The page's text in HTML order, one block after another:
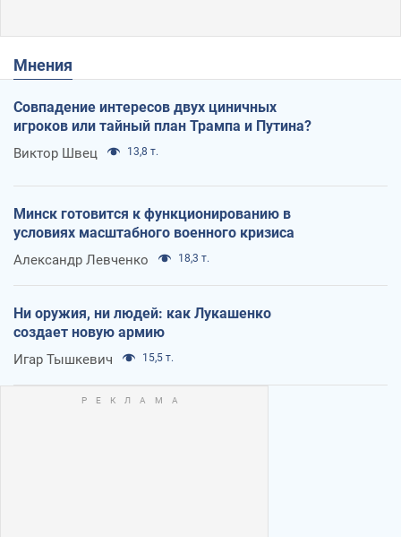
Мнения
Совпадение интересов двух циничных
игроков или тайный план Трампа и Путина?
Виктор Швец 13,8 т.
Минск готовится к функционированию в
условиях масштабного военного кризиса
Александр Левченко 18,3 т.
Ни оружия, ни людей: как Лукашенко
создает новую армию
Игар Тышкевич 15,5 т.